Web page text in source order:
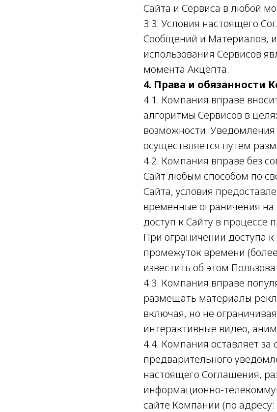
Сайта и Сервиса в любой
3.3. Условия настоящего
Сообщений и Материалов,
использования Сервисов
момента Акцепта.
4. Права и обязанности
4.1. Компания вправе
алгоритмы Сервисов в
возможности.
осуществляется путем
4.2. Компания вправе без
Сайт любым способом по
Сайта, условия
временные ограничения
доступ к Сайту в процессе
При ограничении доступа
промежуток времени
известить об этом
4.3. Компания вправе
размещать материалы
включая, но не
интерактивные видео,
4.4. Компания оставляет
предварительного
настоящего Соглашения,
информационно-
сайте Компании (по адресу: